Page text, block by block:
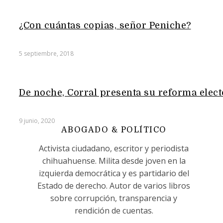
¿Con cuántas copias, señor Peniche?
5 septiembre, 2018
De noche, Corral presenta su reforma
9 junio, 2020
ABOGADO & POLÍTICO
Activista ciudadano, escritor y periodista
chihuahuense. Milita desde joven en la
izquierda democrática y es partidario del
Estado de derecho. Autor de varios libros
sobre corrupción, transparencia y
rendición de cuentas.